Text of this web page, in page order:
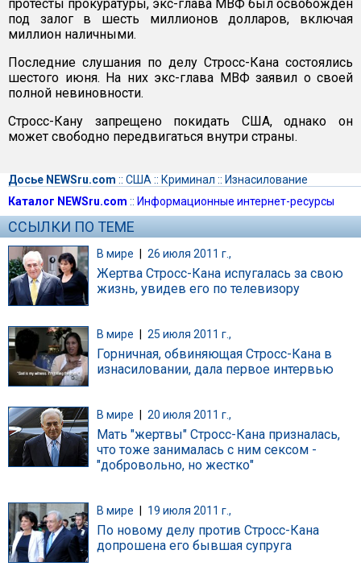
протесты прокуратуры, экс-глава МВФ был освобожден
под залог в шесть миллионов долларов, включая
миллион наличными.
Последние слушания по делу Стросс-Кана состоялись
шестого июня. На них экс-глава МВФ заявил о своей
полной невиновности.
Стросс-Кану запрещено покидать США, однако он
может свободно передвигаться внутри страны.
Досье NEWSru.com :: США :: Криминал :: Изнасилование
Каталог NEWSru.com :: Информационные интернет-ресурсы
ССЫЛКИ ПО ТЕМЕ
В мире | 26 июля 2011 г.,
Жертва Стросс-Кана испугалась за свою
жизнь, увидев его по телевизору
В мире 25 июля 2011 г.,
Горничная, обвиняющая Стросс-Кана в
изнасиловании, дала первое интервью
В мире 20 июля 2011 г.,
Мать "жертвы" Стросс-Кана призналась,
что тоже занималась с ним сексом -
"добровольно, но жестко"
В мире 19 июля 2011 г.,
По новому делу против Стросс-Кана
допрошена его бывшая супруга